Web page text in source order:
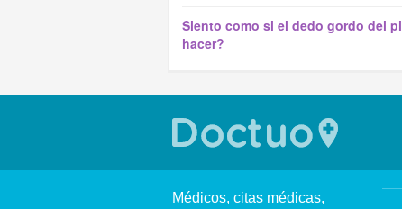
Siento como si el dedo gordo del
hacer?
Médicos, citas médicas,